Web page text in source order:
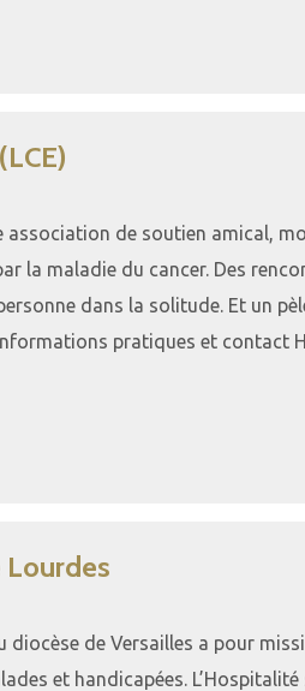
association de soutien amical,
la maladie du cancer. Des
dans la solitude. Et un
pratiques et contact
diocèse de Versailles a pour
et handicapées. L’Hospitalité